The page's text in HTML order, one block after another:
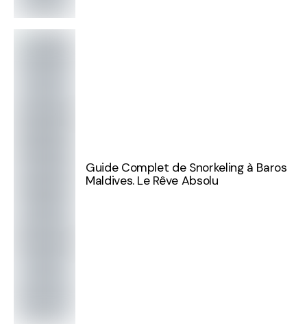
Guide Complet de Snorkeling à Baros
Maldives. Le Rêve Absolu